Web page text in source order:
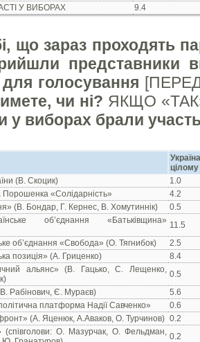
У ВИБОРАХ
9.4
що зараз проходять
представники
голосування
чи ні? ЯКЩО
у виборах брали участь
цілому
(В. Скоцик)
1.0
«Солідарність»
4.2
(В. Бондар, Г. Кернес, В. Хомутиннік)
0.5
об’єднання «Батьківщина» 11.5
об’єднання «Свобода» (О. Тягнибок)
2.5
позиція» (А. Гриценко)
8.4
альянс» (В. Гацько, С. Лещенко, 0.5
Рабінович, Є. Мураєв)
5.6
платформа Надії Савченко»
0.6
(А. Яценюк, А.Аваков, О. Турчинов) 0.2
(співголови: О. Мазурчак, О. Фельдман, 0.2